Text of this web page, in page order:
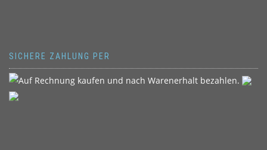
SICHERE ZAHLUNG PER